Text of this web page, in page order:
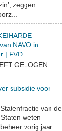
zeggen
NAVO in
| FVD
GELOGEN
subsidie voor
van de
weten
vorig jaar